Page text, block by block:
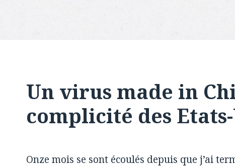
Un virus made in
complicité des
Onze mois se sont écoulés depuis que j’ai